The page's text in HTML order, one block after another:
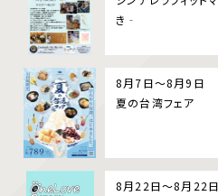
き‐
8月7日～8月9日
夏の台湾フェア
8月22日～8月22日